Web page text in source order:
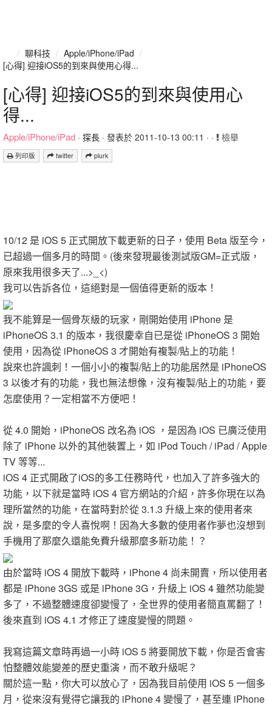
/ 聊科技 / Apple/iPhone/iPad /
[心得] 迎接iOS5的到來與使用心得...
[心得] 迎接iOS5的到來與使用心
得...
Apple/iPhone/iPad · 探長 · 發表於 2011-10-13 00:11 · · 檢舉
列印版 twitter plurk
10/12 是 iOS 5 正式開放下載更新的日子，使用 Beta 版至今，
已超過一個多月的時間。(後來發現最後測試版GM=正式版，
原來我用很多天了...>_<)
我可以告訴各位，這絕對是一個值得更新的版本！
我不能算是一個骨灰級的玩家，剛開始使用 iPhone 是
iPhoneOS 3.1 的版本，我很慶幸自已是從 iPhoneOS 3 開始
使用，因為從 iPhoneOS 3 才開始有複製/貼上的功能！
說來也許諷刺！一個小小的複製/貼上的功能居然是 iPhoneOS
3 以後才有的功能，我也無法想像，沒有複製/貼上的功能，要
怎麼使用？一定相當不方便吧！
從 4.0 開始，iPhoneOS 改名為 iOS ，是因為 iOS 已廣泛使用
除了 iPhone 以外的其他裝置上，如 iPod Touch / iPad / Apple
TV 等等...
iOS 4 正式開啟了iOS的多工任務時代，也加入了許多強大的
功能，以下就是當時 iOS 4 官方網站的介紹，許多你現在以為
理所當然的功能，在當時對於從 3.1.3 升級上來的使用者來
說，是多麼的令人喜悅啊！因為大多數的使用者作夢也沒想到
手機用了那麼久還能免費升級那麼多新功能！？
由於當時 iOS 4 開放下載時，iPhone 4 尚未開賣，所以使用者
都是 iPhone 3GS 或是 iPhone 3G，升級上 iOS 4 雖然功能變
多了，不過整體速度卻變慢了，全世界的使用者簡直罵翻了！
後來直到 iOS 4.1 才修正了速度變慢的問題。
我寫這篇文章時再過一小時 iOS 5 將要開放下載，你是否會害
怕整體效能變差的歷史重演，而不敢升級呢？
關於這一點，你大可以放心了，因為我目前使用 iOS 5 一個多
月，從來沒有覺得它讓我的 iPhone 4 變慢了，甚至連 iPhone